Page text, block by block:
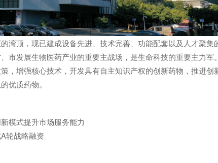
湾顶，现已建成设备先进、技术完善、功能配套以及人才聚集
市发展生物医药产业的重要主战场，是生命科技的重要主力军
，增强核心技术，开发具有自主知识产权的创新药物，推进创
优质药物。
模式提升市场服务能力
轮战略融资